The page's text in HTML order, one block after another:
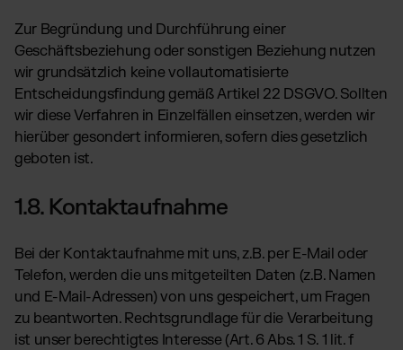
Zur Begründung und Durchführung einer
Geschäftsbeziehung oder sonstigen Beziehung nutzen
wir grundsätzlich keine vollautomatisierte
Entscheidungsfindung gemäß Artikel 22 DSGVO. Sollten
wir diese Verfahren in Einzelfällen einsetzen, werden wir
hierüber gesondert informieren, sofern dies gesetzlich
geboten ist.
1.8. Kontaktaufnahme
Bei der Kontaktaufnahme mit uns, z.B. per E-Mail oder
Telefon, werden die uns mitgeteilten Daten (z.B. Namen
und E-Mail-Adressen) von uns gespeichert, um Fragen
zu beantworten. Rechtsgrundlage für die Verarbeitung
ist unser berechtigtes Interesse (Art. 6 Abs. 1 S. 1 lit. f